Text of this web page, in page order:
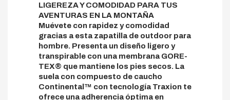
LIGEREZA Y COMODIDAD PARA TUS
AVENTURAS EN LA MONTAÑA
Muévete con rapidez y comodidad
gracias a esta zapatilla de outdoor para
hombre. Presenta un diseño ligero y
transpirable con una membrana GORE-
TEX® que mantiene los pies secos. La
suela con compuesto de caucho
Continental™ con tecnología Traxion te
ofrece una adherencia óptima en